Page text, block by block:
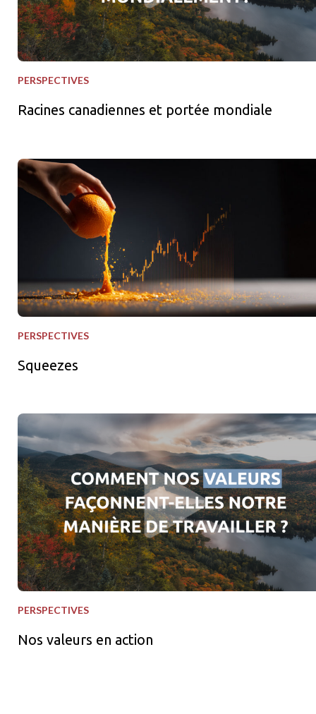
PERSPECTIVES
Racines canadiennes et portée mondiale
Squeezes
PERSPECTIVES
Squeezes
Nos valeurs en action
PERSPECTIVES
Nos valeurs en action